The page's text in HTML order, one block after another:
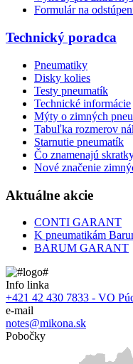
Formulár na
Technický poradca
Pneumatiky
Disky kolies
Testy pneumatík
Technické informácie
Mýty o zimných
Tabuľka rozmerov
Starnutie pneumatík
Čo znamenajú
Nové značenie
Aktuálne akcie
CONTI GARANT
K pneumatikám
BARUM GARANT
Info linka
+421 42 430 7833 - VO
e-mail
notes@mikona.sk
Pobočky